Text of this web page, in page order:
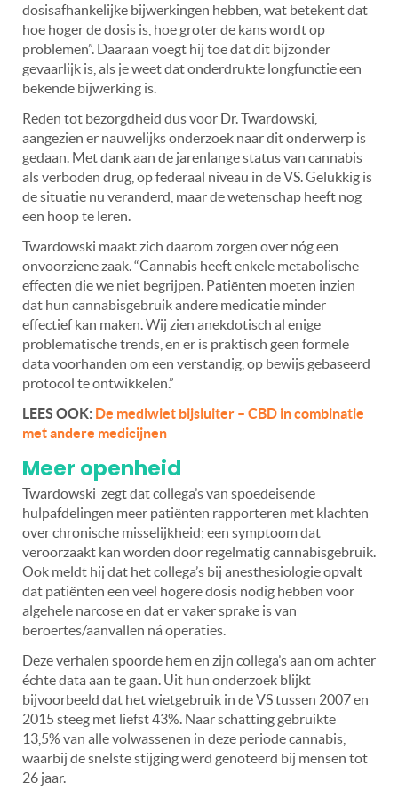
dosisafhankelijke bijwerkingen hebben, wat betekent dat
hoe hoger de dosis is, hoe groter de kans wordt op
problemen”. Daaraan voegt hij toe dat dit bijzonder
gevaarlijk is, als je weet dat onderdrukte longfunctie een
bekende bijwerking is.
Reden tot bezorgdheid dus voor Dr. Twardowski,
aangezien er nauwelijks onderzoek naar dit onderwerp is
gedaan. Met dank aan de jarenlange status van cannabis
als verboden drug, op federaal niveau in de VS. Gelukkig is
de situatie nu veranderd, maar de wetenschap heeft nog
een hoop te leren.
Twardowski maakt zich daarom zorgen over nóg een
onvoorziene zaak. “Cannabis heeft enkele metabolische
effecten die we niet begrijpen. Patiënten moeten inzien
dat hun cannabisgebruik andere medicatie minder
effectief kan maken. Wij zien anekdotisch al enige
problematische trends, en er is praktisch geen formele
data voorhanden om een verstandig, op bewijs gebaseerd
protocol te ontwikkelen.”
LEES OOK: De mediwiet bijsluiter – CBD in combinatie
met andere medicijnen
Meer openheid
Twardowski zegt dat collega’s van spoedeisende
hulpafdelingen meer patiënten rapporteren met klachten
over chronische misselijkheid; een symptoom dat
veroorzaakt kan worden door regelmatig cannabisgebruik.
Ook meldt hij dat het collega’s bij anesthesiologie opvalt
dat patiënten een veel hogere dosis nodig hebben voor
algehele narcose en dat er vaker sprake is van
beroertes/aanvallen ná operaties.
Deze verhalen spoorde hem en zijn collega’s aan om achter
échte data aan te gaan. Uit hun onderzoek blijkt
bijvoorbeeld dat het wietgebruik in de VS tussen 2007 en
2015 steeg met liefst 43%. Naar schatting gebruikte
13,5% van alle volwassenen in deze periode cannabis,
waarbij de snelste stijging werd genoteerd bij mensen tot
26 jaar.